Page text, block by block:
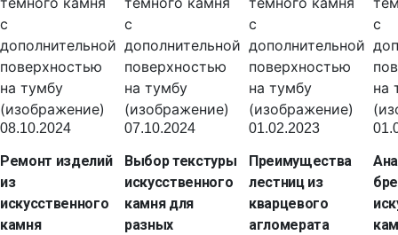
08.10.2024
Ремонт изделий
из
искусственного
камня
07.10.2024
Выбор текстуры
искусственного
камня для
разных
01.02.2023
Преимущества
лестниц из
кварцевого
агломерата